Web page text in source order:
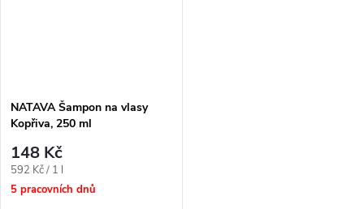
NATAVA Šampon na vlasy
Kopřiva, 250 ml
148 Kč
Měrná
cena:
592 Kč / 1 l
5 pracovních dnů